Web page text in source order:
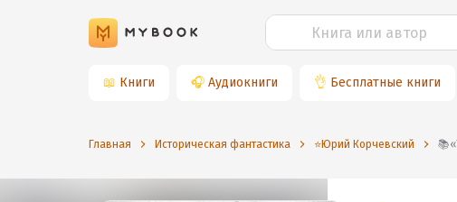
📖 Книги 🎧 Аудиокниги 👌 Бесплатные книги
Главная Историческая фантастика ⭐️Юрий Корчевский